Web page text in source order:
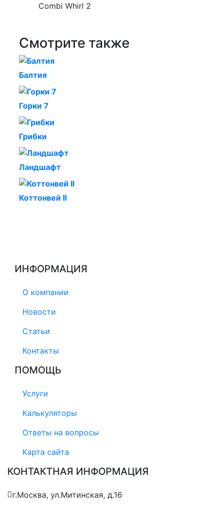
Combi Whirl 2
Смотрите также
Балтия
Горки 7
Грибки
Ландшафт
Коттонвей II
ИНФОРМАЦИЯ
О компании
Новости
Статьи
Контакты
ПОМОЩЬ
Услуги
Калькуляторы
Ответы на вопросы
Карта сайта
КОНТАКТНАЯ ИНФОРМАЦИЯ
г.Москва, ул.Митинская, д.16